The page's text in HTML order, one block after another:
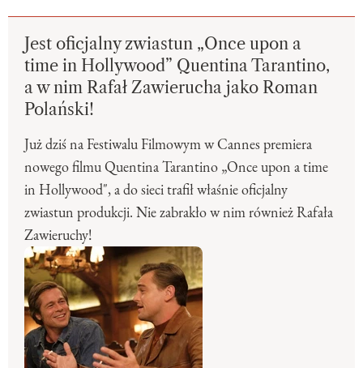
Jest oficjalny zwiastun „Once upon a
time in Hollywood” Quentina Tarantino,
a w nim Rafał Zawierucha jako Roman
Polański!
Już dziś na Festiwalu Filmowym w Cannes premiera
nowego filmu Quentina Tarantino „Once upon a time
in Hollywood", a do sieci trafił właśnie oficjalny
zwiastun produkcji. Nie zabrakło w nim również Rafała
Zawieruchy!